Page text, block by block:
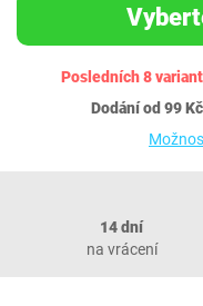
Posledních 8
Dodání od 99
14 dní
na vrácení